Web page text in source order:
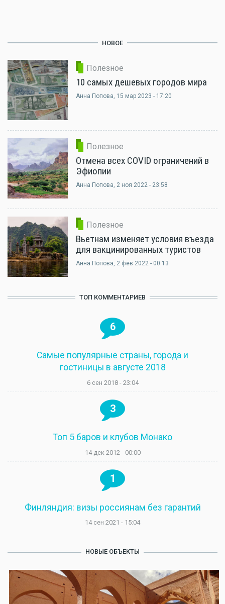
НОВОЕ
Полезное
10 самых дешевых городов мира
Анна Попова, 15 мар 2023 - 17:20
Полезное
Отмена всех COVID ограничений в
Эфиопии
Анна Попова, 2 ноя 2022 - 23:58
Полезное
Вьетнам изменяет условия въезда
для вакцинированных туристов
Анна Попова, 2 фев 2022 - 00:13
ТОП КОММЕНТАРИЕВ
6
Самые популярные страны, города и
гостиницы в августе 2018
6 сен 2018 - 23:04
3
Топ 5 баров и клубов Монако
14 дек 2012 - 00:00
1
Финляндия: визы россиянам без гарантий
14 сен 2021 - 15:04
НОВЫЕ ОБЪЕКТЫ